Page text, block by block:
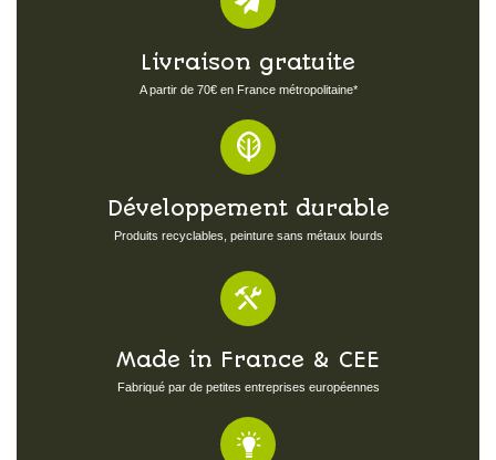
Livraison gratuite
A partir de 70€ en France métropolitaine*
Développement durable
Produits recyclables, peinture sans métaux lourds
Made in France & CEE
Fabriqué par de petites entreprises européennes